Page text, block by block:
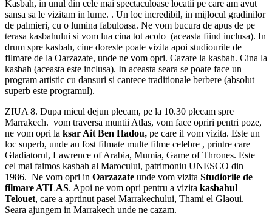
Kasbah, in unul din cele mai spectaculoase locatii pe care am avut
sansa sa le vizitam in lume. . Un loc incredibil, in mijlocul gradinilor
de palmieri, cu o lumina fabuloasa. Ne vom bucura de apus de pe
terasa kasbahului si vom lua cina tot acolo (aceasta fiind inclusa). In
drum spre kasbah, cine doreste poate vizita apoi studiourile de
filmare de la Oarzazate, unde ne vom opri. Cazare la kasbah. Cina la
kasbah (aceasta este inclusa). In aceasta seara se poate face un
program artistic cu dansuri si cantece traditionale berbere (absolut
superb este programul).
ZIUA 8. Dupa micul dejun plecam, pe la 10.30 plecam spre
Marrakech. vom traversa muntii Atlas, vom face opriri pentri poze,
ne vom opri la ksar Ait Ben Hadou, pe care il vom vizita. Este un
loc superb, unde au fost filmate multe filme celebre , printre care
Gladiatorul, Lawrence of Arabia, Mumia, Game of Thrones. Este
cel mai faimos kasbah al Marocului, patrimoniu UNESCO din
1986. Ne vom opri in Oarzazate unde vom vizita Studiorile de
filmare ATLAS. Apoi ne vom opri pentru a vizita kasbahul
Telouet, care a aprtinut pasei Marrakechului, Thami el Glaoui.
Seara ajungem in Marrakech unde ne cazam.